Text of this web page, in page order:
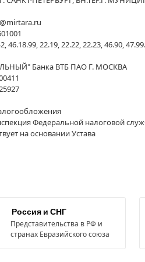
46.18.99, 22.19, 22.22, 22.23, 46.90,
Банка ВТБ ПАО Г. МОСКВА
Федеральной налоговой
на основании Устава
Россия и СНГ
Представительства в РФ и
странах Евразийского союза